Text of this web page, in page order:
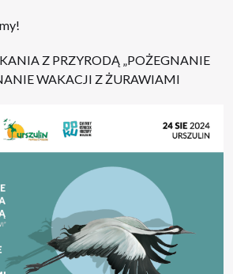
Z PRZYRODĄ „POŻEGNANIE
WAKACJI Z ŻURAWIAMI